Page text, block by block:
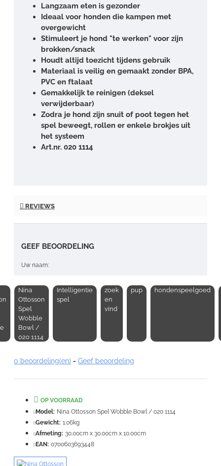
Langzaam eten is gezonder
Ideaal voor honden die kampen met
overgewicht
Stimuleert je hond "te werken" voor zijn
brokken/snack
Houdt altijd toezicht tijdens gebruik
Materiaal is veilig en gemaakt zonder BPA,
PVC en ftalaat
Gemakkelijk te reinigen (deksel
verwijderbaar)
Zodra je hond zijn snuit of poot tegen het
spel beweegt, rollen er enkele brokjes uit
het systeem
Art.nr. 020 1114
REVIEWS
GEEF BEOORDELING
Uw naam:
Note:HTML-code wordt niet vertaald!
VERDER
Nina
Ottosson
Spel
Wobble
Bowl /
020 1114
Intelligentie
spel
zoek
en
vind
pup hondenspeelgoed
0 beoordeling(en) - Geef beoordeling
OP VOORRAAD
Model: Nina Ottosson Spel Wobble Bowl / 020 1114
Gewicht: 1.06kg
Afmeting: 30.00cm x 30.00cm x 10.00cm
EAN: 0700603693448